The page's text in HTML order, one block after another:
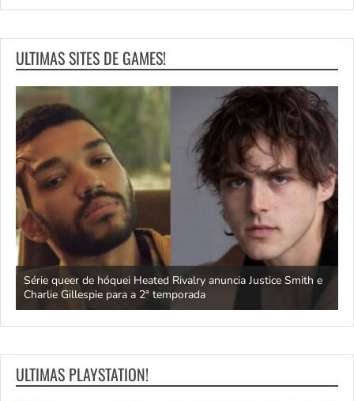
ULTIMAS SITES DE GAMES!
Série queer de hóquei Heated Rivalry anuncia Justice Smith e
Charlie Gillespie para a 2ª temporada
ULTIMAS PLAYSTATION!